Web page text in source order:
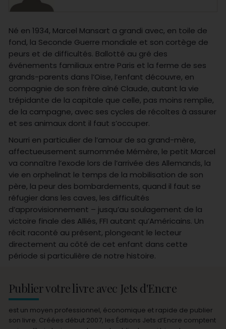
Né en 1934, Marcel Mansart a grandi avec, en toile de
fond, la Seconde Guerre mondiale et son cortège de
peurs et de difficultés. Ballotté au gré des
événements familiaux entre Paris et la ferme de ses
grands-parents dans l’Oise, l’enfant découvre, en
compagnie de son frère aîné Claude, autant la vie
trépidante de la capitale que celle, pas moins remplie,
de la campagne, avec ses cycles de récoltes à assurer
et ses animaux dont il faut s’occuper.
Nourri en particulier de l’amour de sa grand-mère,
affectueusement surnommée Mémère, le petit Marcel
va connaître l’exode lors de l’arrivée des Allemands, la
vie en orphelinat le temps de la mobilisation de son
père, la peur des bombardements, quand il faut se
réfugier dans les caves, les difficultés
d’approvisionnement – jusqu’au soulagement de la
victoire finale des Alliés, FFI autant qu’Américains. Un
récit raconté au présent, plongeant le lecteur
directement au côté de cet enfant dans cette
période si particulière de notre histoire.
Publier votre livre avec Jets d'Encre
est un moyen professionnel, économique et rapide de publier
son livre. Créées début 2007, les Éditions Jets d’Encre comptent